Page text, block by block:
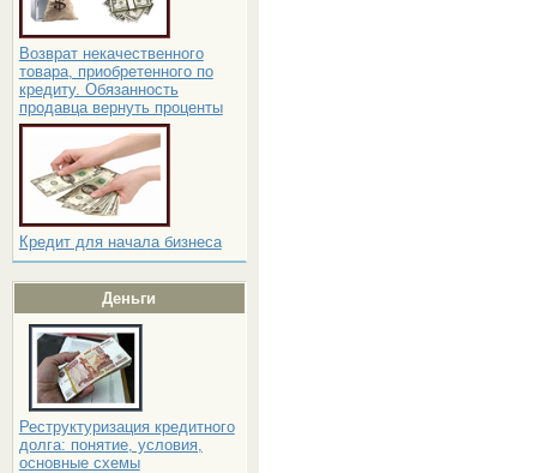
Возврат некачественного
товара, приобретенного по
кредиту. Обязанность
продавца вернуть проценты
Кредит для начала бизнеса
Деньги
Реструктуризация кредитного
долга: понятие, условия,
основные схемы